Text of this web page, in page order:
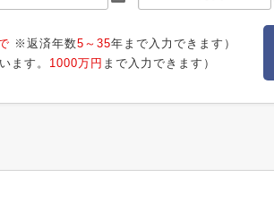
※返済年数5～35年まで入力できます）
ます。 1000万円 まで入力できます）